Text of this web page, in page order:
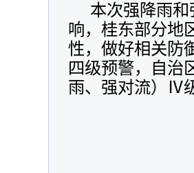
本次强降雨
响，桂东部分地
性，做好相关防
四级预警，自治
雨、强对流）Ⅳ